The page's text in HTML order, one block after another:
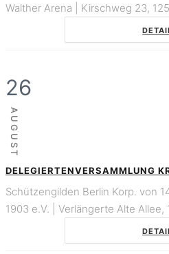
Walther Arena | Kirschweg 23,
26
AUGUST
DELEGIERTENVERSAMMLUNG
Schützengilden Berlin Korp. von
1903 e.V. | Verlängerte Alte Allee,